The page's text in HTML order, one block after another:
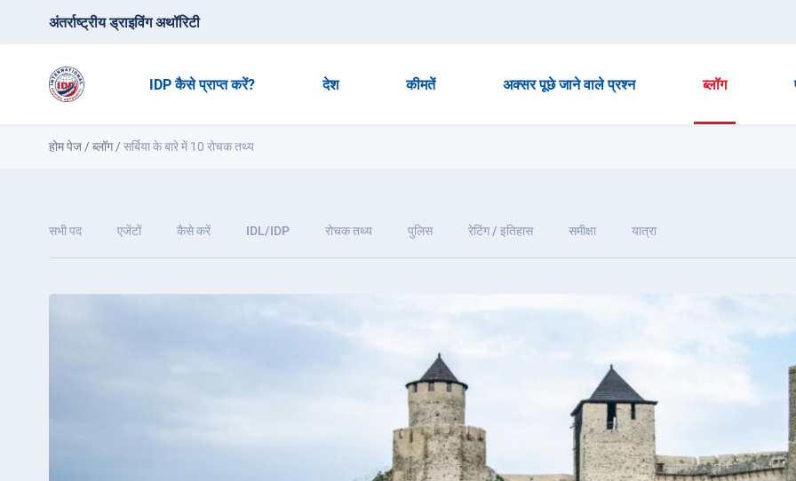
अंतर्राष्ट्रीय ड्राइविंग अथॉरिटी
IDP कैसे प्राप्त करें? देश कीमतें अक्सर पूछे जाने वाले प्रश्न ब्लॉग
होम पेज /ब्लॉग/सर्बिया के बारे में 10 रोचक तथ्य
सभी पद एजेंटों कैसे करें IDL/IDP रोचक तथ्य पुलिस रेटिंग / इतिहास समीक्षा यात्रा